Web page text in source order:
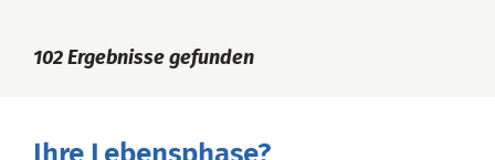
102 Ergebnisse gefunden